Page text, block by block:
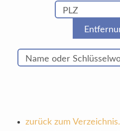
zurück zum Verzeichnis.